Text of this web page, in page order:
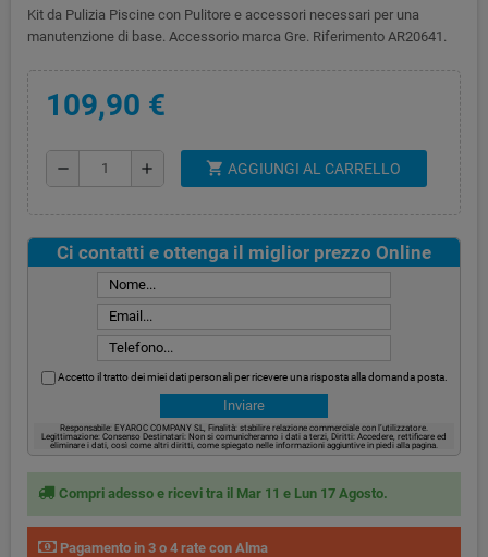
Kit da Pulizia Piscine con Pulitore e accessori necessari per una
manutenzione di base. Accessorio marca Gre. Riferimento AR20641.
109,90 €
remove add shopping_cart AGGIUNGI AL CARRELLO
Ci contatti e ottenga il miglior prezzo Online
Accetto il tratto dei miei dati personali per ricevere una risposta alla domanda posta.
Responsabile: EYAROC COMPANY SL, Finalità: stabilire relazione commerciale con l’utilizzatore.
Legittimazione: Consenso Destinatari: Non si comunicheranno i dati a terzi, Diritti: Accedere, rettificare ed
eliminare i dati, così come altri diritti, come spiegato nelle informazioni aggiuntive in piedi alla pagina.
Compri adesso e ricevi tra il Mar 11 e Lun 17 Agosto.
Pagamento in 3 o 4 rate con Alma